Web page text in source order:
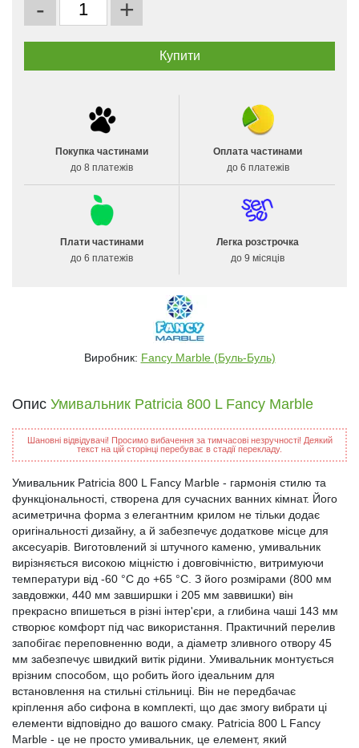
- +
Покупка частинами
до 8 платежів
Оплата частинами
до 6 платежів
Плати частинами
до 6 платежів
Легка розстрочка
до 9 місяців
Виробник: Fancy Marble (Буль-Буль)
Опис Умивальник Patricia 800 L Fancy Marble
Шановні відвідувачі! Просимо вибачення за тимчасові незручності! Деякий
текст на цій сторінці перебуває в стадії перекладу.
Умивальник Patricia 800 L Fancy Marble - гармонія стилю та
функціональності, створена для сучасних ванних кімнат. Його
асиметрична форма з елегантним крилом не тільки додає
оригінальності дизайну, а й забезпечує додаткове місце для
аксесуарів. Виготовлений зі штучного каменю, умивальник
вирізняється високою міцністю і довговічністю, витримуючи
температури від -60 °C до +65 °C. З його розмірами (800 мм
завдовжки, 440 мм завширшки і 205 мм заввишки) він
прекрасно впишеться в різні інтер'єри, а глибина чаші 143 мм
створює комфорт під час використання. Практичний перелив
запобігає переповненню води, а діаметр зливного отвору 45
мм забезпечує швидкий витік рідини. Умивальник монтується
врізним способом, що робить його ідеальним для
встановлення на стильні стільниці. Він не передбачає
кріплення або сифона в комплекті, що дає змогу вибрати ці
елементи відповідно до вашого смаку. Patricia 800 L Fancy
Marble - це не просто умивальник, це елемент, який